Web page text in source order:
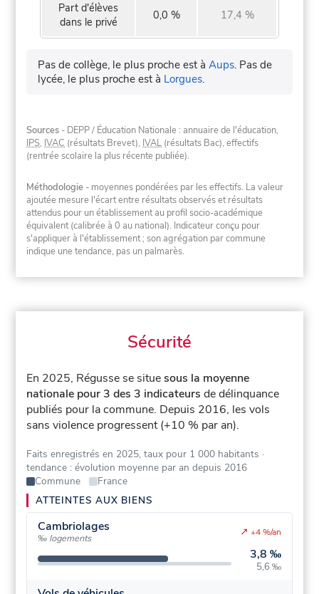
Part d'élèves
dans le privé
0,0 % 17,4 %
Pas de collège, le plus proche est àAups. Pas de
lycée, le plus proche est à Lorgues.
Sources - DEPP / Éducation Nationale : annuaire de l'éducation,
IPS, IVAC (résultats Brevet), IVAL (résultats Bac), effectifs
(rentrée scolaire la plus récente publiée).
Méthodologie - moyennes pondérées par les effectifs. La valeur
ajoutée mesure l'écart entre résultats observés et résultats
attendus pour un établissement au profil socio-académique
équivalent (calibrée à 0 au national). Indicateur conçu pour
s'appliquer à l'établissement ; son agrégation par commune
indique une tendance, pas un palmarès.
Sécurité
En 2025, Régusse se situesous la moyenne
nationale pour 3 des 3 indicateurs de délinquance
publiés pour la commune. Depuis 2016, les vols
sans violence progressent (+10 % par an).
Faits enregistrés en 2025, taux pour 1 000 habitants ·
tendance : évolution moyenne par an depuis 2016
Commune
France
ATTEINTES AUX BIENS
Cambriolages
‰ logements
3,8 ‰
5,6 ‰
↗ +4 %/an